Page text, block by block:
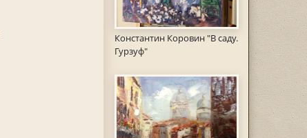
Константин Коровин "В саду.
Гурзуф"